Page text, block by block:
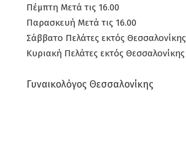
Πέμπτη Μετά τις 16.00
Παρασκευή Μετά τις 16.00
Σάββατο Πελάτες εκτός Θεσσαλονίκης
Κυριακή Πελάτες εκτός Θεσσαλονίκης
Γυναικολόγος Θεσσαλονίκης